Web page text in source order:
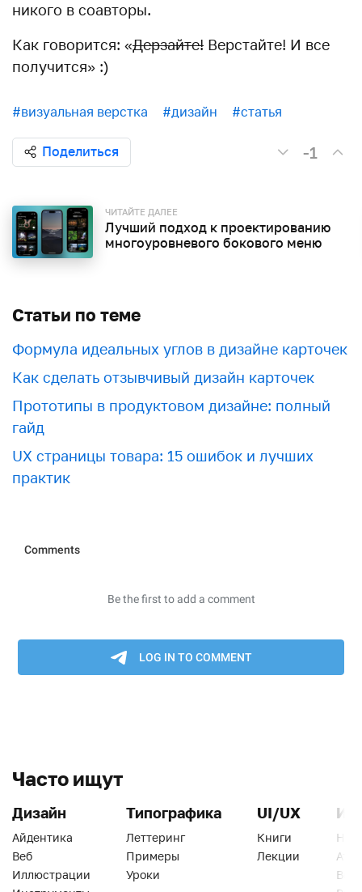
никого в соавторы.
Как говорится: «Дерзайте! Верстайте! И все
получится» :)
#визуальная верстка #дизайн #статья
Поделиться -1
ЧИТАЙТЕ ДАЛЕЕ
Лучший подход к проектированию
многоуровневого бокового меню
Статьи по теме
Формула идеальных углов в дизайне карточек
Как сделать отзывчивый дизайн карточек
Прототипы в продуктовом дизайне: полный
гайд
UX страницы товара: 15 ошибок и лучших
практик
Часто ищут
Дизайн
Айдентика
Веб
Иллюстрации
Типографика
Леттеринг
Примеры
Уроки
UI/UX
Книги
Лекции
Веб